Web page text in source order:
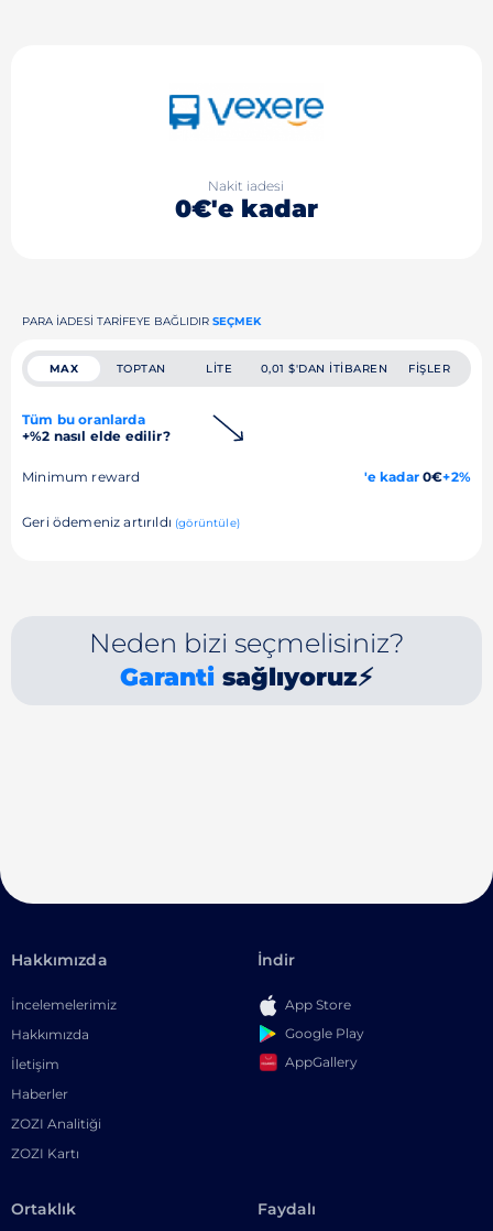
Nakit iadesi
0€'e kadar
PARA IADESI TARIFEYE BAĞLIDIR SEÇMEK
MAX TOPTAN LITE 0,01 $'DAN ITIBAREN FIŞLER
Tüm bu oranlarda
+%2 nasıl elde edilir?
Minimum reward 'e kadar0€+2%
Geri ödemeniz artırıldı (görüntüle)
Neden bizi seçmelisiniz?
Garanti sağlıyoruz⚡
Hakkımızda
İncelemelerimiz
Hakkımızda
İletişim
Haberler
ZOZI Analitiği
ZOZI Kartı
İndir
App Store
Google Play
AppGallery
Ortaklık Faydalı